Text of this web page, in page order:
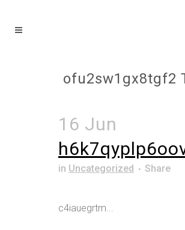
ofu2sw1gx8tgf2
16 Jun
in Uncategorized Share
c4iauegrtm...